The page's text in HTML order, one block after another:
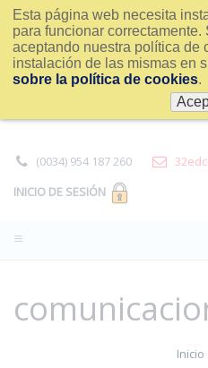
Esta página web necesita
para funcionar
aceptando nuestra política de
instalación de las mismas en
sobre la política de cookies.
(0034) 954 187 260
INICIO DE SESIÓN
Inicio